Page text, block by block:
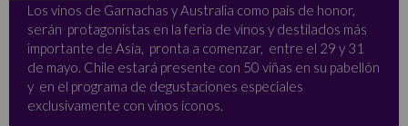
Los vinos de Garnachas y Australia como país de honor,
serán protagonistas en la feria de vinos y destilados más
importante de Asia, pronta a comenzar, entre el 29 y 31
de mayo. Chile estará presente con 50 viñas en su pabellón
y en el programa de degustaciones especiales
exclusivamente con vinos íconos.